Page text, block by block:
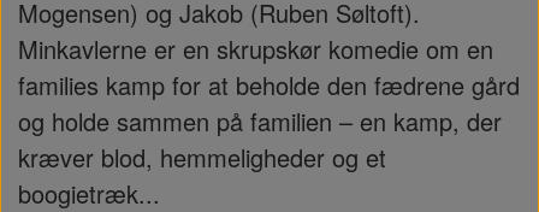
Mogensen) og Jakob (Ruben Søltoft).
Minkavlerne er en skrupskør komedie om en
families kamp for at beholde den fædrene gård
og holde sammen på familien – en kamp, der
kræver blod, hemmeligheder og et
boogietræk...